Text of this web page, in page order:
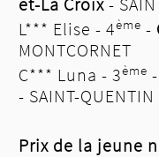
L*** Elise - 4ème -
MONTCORNET
C*** Luna - 3ème -
- SAINT-QUENTIN
Prix de la jeune